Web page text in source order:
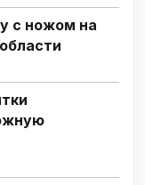
с ножом на